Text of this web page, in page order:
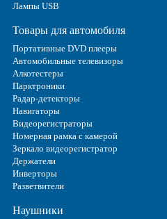
Лампы USB
Товары для автомобиля
Портативные DVD плееры
Автомобильные телевизоры
Алкотестеры
Парктроники
Радар-детекторы
Навигаторы
Видеорегистраторы
Номерная рамка с камерой
Зеркало видеорегистратор
Держатели
Инверторы
Разветвители
Наушники